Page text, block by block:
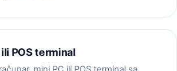
POS terminal